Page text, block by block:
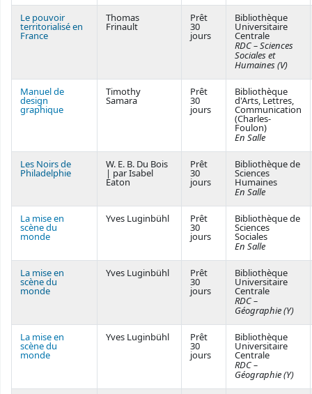
Le pouvoir
territorialisé en
France
Thomas
Frinault
Prêt
30
jours
Bibliothèque
Universitaire
Centrale
RDC – Sciences
Sociales et
Humaines (V)
Manuel de
design
graphique
Timothy
Samara
Prêt
30
jours
Bibliothèque
d'Arts, Lettres,
Communication
(Charles-
Foulon)
En Salle
Les Noirs de
Philadelphie
W. E. B. Du Bois
| par Isabel
Eaton
Prêt
30
jours
Bibliothèque de
Sciences
Humaines
En Salle
La mise en
scène du
monde
Yves Luginbühl Prêt
30
jours
Bibliothèque de
Sciences
Sociales
En Salle
La mise en
scène du
monde
Yves Luginbühl Prêt
30
jours
Bibliothèque
Universitaire
Centrale
RDC –
Géographie (Y)
La mise en
scène du
monde
Yves Luginbühl Prêt
30
jours
Bibliothèque
Universitaire
Centrale
RDC –
Géographie (Y)